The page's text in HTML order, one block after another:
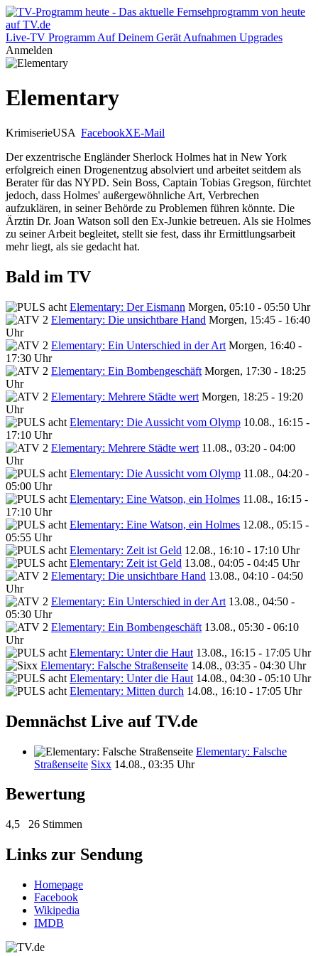
Live-TV Programm Auf Deinem Gerät Aufnahmen Upgrades
Anmelden
Elementary
KrimiserieUSA FacebookXE-Mail
Der exzentrische Engländer Sherlock Holmes hat in New York
erfolgreich einen Drogenentzug absolviert und arbeitet seitdem als
Berater für das NYPD. Sein Boss, Captain Tobias Gregson, fürchtet
jedoch, dass Holmes' außergewöhnliche Art, Verbrechen
aufzuklären, in seiner Behörde zu Problemen führen könnte. Die
Ärztin Dr. Joan Watson soll den Ex-Junkie betreuen. Als sie Holmes
zu seiner Arbeit begleitet, stellt sie fest, dass ihr Ermittlungsarbeit
mehr liegt, als sie gedacht hat.
Bald im TV
Elementary: Der Eismann Morgen, 05:10 - 05:50 Uhr
Elementary: Die unsichtbare Hand Morgen, 15:45 - 16:40
Uhr
Elementary: Ein Unterschied in der Art Morgen, 16:40 -
17:30 Uhr
Elementary: Ein Bombengeschäft Morgen, 17:30 - 18:25
Uhr
Elementary: Mehrere Städte wert Morgen, 18:25 - 19:20
Uhr
Elementary: Die Aussicht vom Olymp 10.08., 16:15 -
17:10 Uhr
Elementary: Mehrere Städte wert 11.08., 03:20 - 04:00
Uhr
Elementary: Die Aussicht vom Olymp 11.08., 04:20 -
05:00 Uhr
Elementary: Eine Watson, ein Holmes 11.08., 16:15 -
17:10 Uhr
Elementary: Eine Watson, ein Holmes 12.08., 05:15 -
05:55 Uhr
Elementary: Zeit ist Geld 12.08., 16:10 - 17:10 Uhr
Elementary: Zeit ist Geld 13.08., 04:05 - 04:45 Uhr
Elementary: Die unsichtbare Hand 13.08., 04:10 - 04:50
Uhr
Elementary: Ein Unterschied in der Art 13.08., 04:50 -
05:30 Uhr
Elementary: Ein Bombengeschäft 13.08., 05:30 - 06:10
Uhr
Elementary: Unter die Haut 13.08., 16:15 - 17:05 Uhr
Elementary: Falsche Straßenseite 14.08., 03:35 - 04:30 Uhr
Elementary: Unter die Haut 14.08., 04:30 - 05:10 Uhr
Elementary: Mitten durch 14.08., 16:10 - 17:05 Uhr
Demnächst Live auf TV.de
Elementary: Falsche
Straßenseite Sixx 14.08., 03:35 Uhr
Bewertung
4,5 26 Stimmen
Links zur Sendung
Homepage
Facebook
Wikipedia
IMDB